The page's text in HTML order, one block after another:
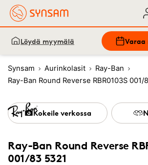
Löydä myymälä Varaa
Synsam Aurinkolasit
Ray-Ban
Ray-Ban Round Reverse RBR0103S 001/
Ray-Ban Round Reverse
001/83 5321
Kokeile verkossa